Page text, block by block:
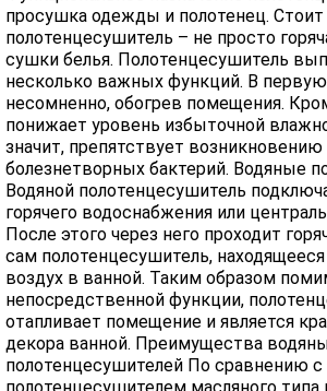
просушка одежды и полотенец.
полотенцесушитель – не просто
сушки белья. Полотенцесушитель
несколько важных функций. В
несомненно, обогрев помещения.
понижает уровень избыточной
значит, препятствует
болезнетворных бактерий. Водяные
Водяной полотенцесушитель
горячего водоснабжения или
После этого через него проходит
сам полотенцесушитель,
воздух в ванной. Таким образом
непосредственной функции,
отапливает помещение и является
декора ванной. Преимущества
полотенцесушителей По сравнению